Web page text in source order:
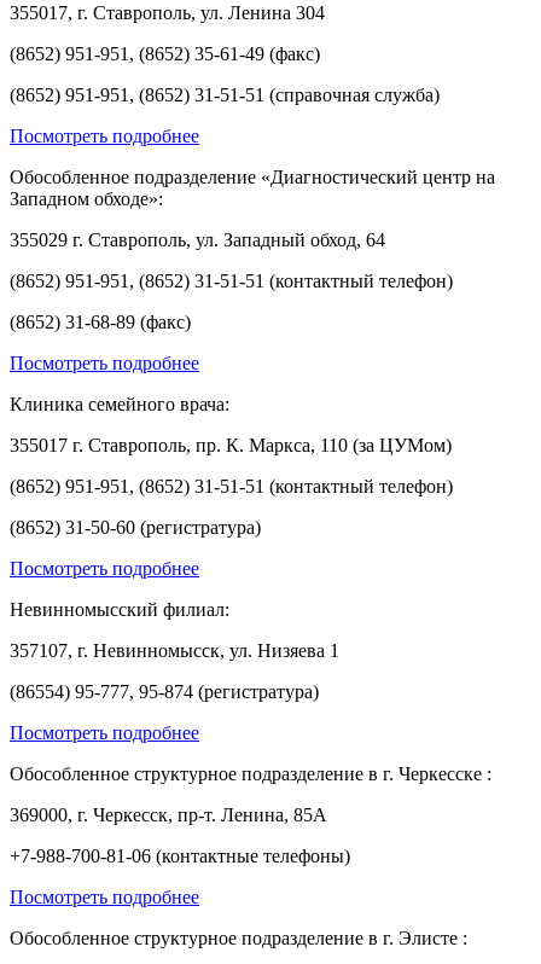
355017, г. Ставрополь, ул. Ленина 304
(8652) 951-951, (8652) 35-61-49 (факс)
(8652) 951-951, (8652) 31-51-51 (справочная служба)
Посмотреть подробнее
Обособленное подразделение «Диагностический центр на
Западном обходе»:
355029 г. Ставрополь, ул. Западный обход, 64
(8652) 951-951, (8652) 31-51-51 (контактный телефон)
(8652) 31-68-89 (факс)
Посмотреть подробнее
Клиника семейного врача:
355017 г. Ставрополь, пр. К. Маркса, 110 (за ЦУМом)
(8652) 951-951, (8652) 31-51-51 (контактный телефон)
(8652) 31-50-60 (регистратура)
Посмотреть подробнее
Невинномысский филиал:
357107, г. Невинномысск, ул. Низяева 1
(86554) 95-777, 95-874 (регистратура)
Посмотреть подробнее
Обособленное структурное подразделение в г. Черкесске :
369000, г. Черкесск, пр-т. Ленина, 85А
+7-988-700-81-06 (контактные телефоны)
Посмотреть подробнее
Обособленное структурное подразделение в г. Элисте :